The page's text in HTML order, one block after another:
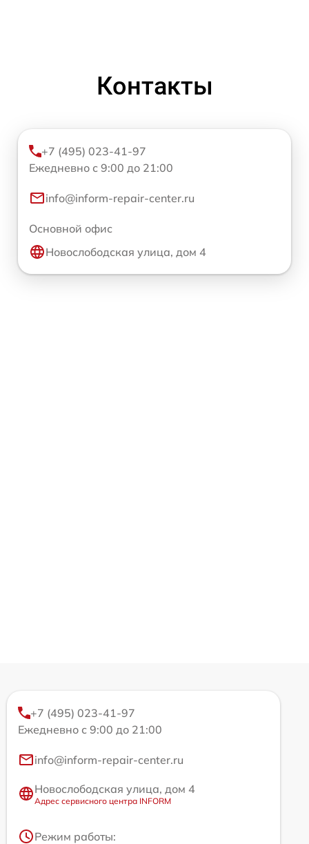
Контакты
+7 (495) 023-41-97
Ежедневно с 9:00 до 21:00
info@inform-repair-center.ru
Основной офис
Новослободская улица, дом 4
+7 (495) 023-41-97
Ежедневно с 9:00 до 21:00
info@inform-repair-center.ru
Новослободская улица, дом 4
Адрес сервисного центра INFORM
Режим работы: